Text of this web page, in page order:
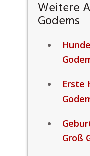
Weitere
Godems
Erste
Groß